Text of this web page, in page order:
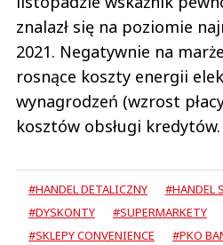
znalazł się na poziomie
2021. Negatywnie na
rosnące koszty energii
wynagrodzeń (wzrost
kosztów obsługi kredytów.
#HANDEL DETALICZNY
#HANDEL
#DYSKONTY
#SUPERMARKETY
#SKLEPY CONVENIENCE
#PKO